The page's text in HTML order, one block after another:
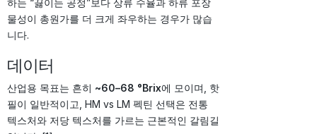
물성이 총원가를 더 크게 좌우하는 경우가 많습
니다.
데이터
산업용 목표는 흔히 ~60–68 °Brix에 모이며, 핫
필이 일반적이고, HM vs LM 펙틴 선택은 전통
텍스처와 저당 텍스처를 가르는 근본적인 갈림길